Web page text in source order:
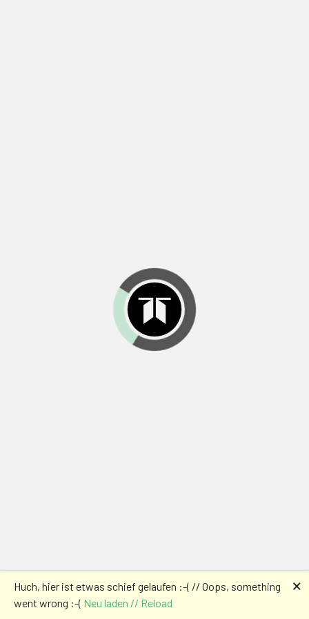
Huch, hier ist etwas schief gelaufen :-( // Oops, something
went wrong :-( Neu laden // Reload
🗙